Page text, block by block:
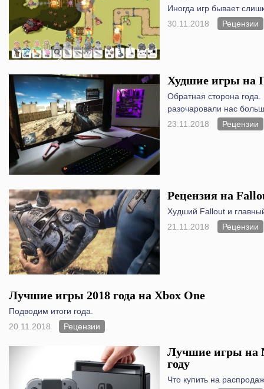
Иногда игр бывает
30.11.2018
Рецензии
Худшие игры на
Обратная сторона
разочаровали нас
23.11.2018
Рецензии
Рецензия на
Худший Fallout и
21.11.2018
Рецензии
Лучшие игры 2018 года на Xbox One
Подводим итоги года.
20.11.2018
Рецензии
Лучшие игры на
году
Что купить на